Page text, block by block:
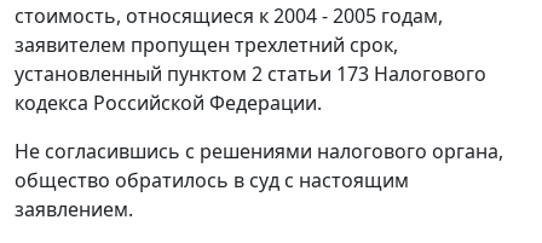
стоимость, относящиеся к 2004 - 2005 годам,
заявителем пропущен трехлетний срок,
установленный пунктом 2 статьи 173 Налогового
кодекса Российской Федерации.
Не согласившись с решениями налогового органа,
общество обратилось в суд с настоящим
заявлением.